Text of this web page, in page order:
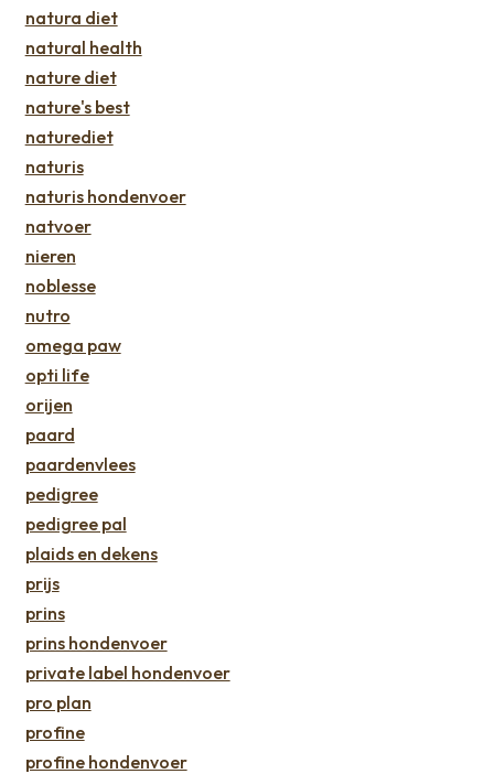
natura diet
natural health
nature diet
nature's best
naturediet
naturis
naturis hondenvoer
natvoer
nieren
noblesse
nutro
omega paw
opti life
orijen
paard
paardenvlees
pedigree
pedigree pal
plaids en dekens
prijs
prins
prins hondenvoer
private label hondenvoer
pro plan
profine
profine hondenvoer